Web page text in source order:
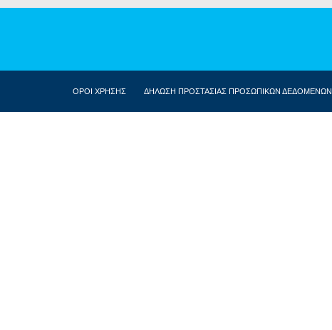
ΟΡΟΙ ΧΡΗΣΗΣ ΔΗΛΩΣΗ ΠΡΟΣΤΑΣΙΑΣ ΠΡΟΣΩΠΙΚΩΝ ΔΕΔΟΜΕΝΩΝ